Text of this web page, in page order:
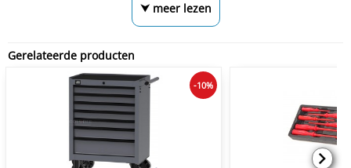
⮟ meer lezen
Gerelateerde producten
-10%